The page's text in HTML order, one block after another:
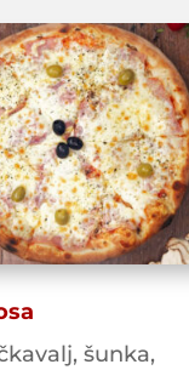
šunka,